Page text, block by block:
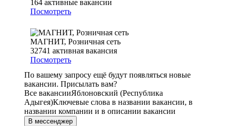
164 активные вакансии
Посмотреть
МАГНИТ, Розничная сеть
32741 активная вакансия
Посмотреть
По вашему запросу ещё будут появляться новые
вакансии. Присылать вам?
Все вакансииЯблоновский (Республика
Адыгея)Ключевые слова в названии вакансии, в
названии компании и в описании вакансии
В мессенджер